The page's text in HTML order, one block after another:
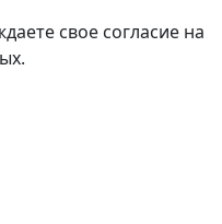
свое согласие на